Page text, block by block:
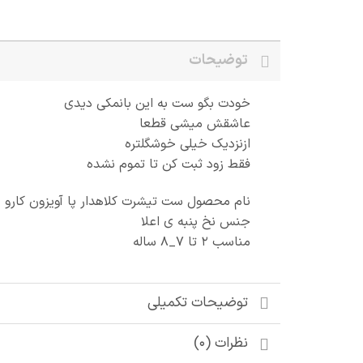
توضیحات
خودت بگو ست به این بانمکی دیدی
عاشقش میشی قطعا
ازنزدیک خیلی خوشگلتره
فقط زود ثبت کن تا تموم نشده
نام محصول ست تیشرت کلاهدار پا آویزون
جنس نخ پنبه ی اعلا
مناسب ۲ تا ۷_۸ ساله
توضیحات تکمیلی
نظرات (0)